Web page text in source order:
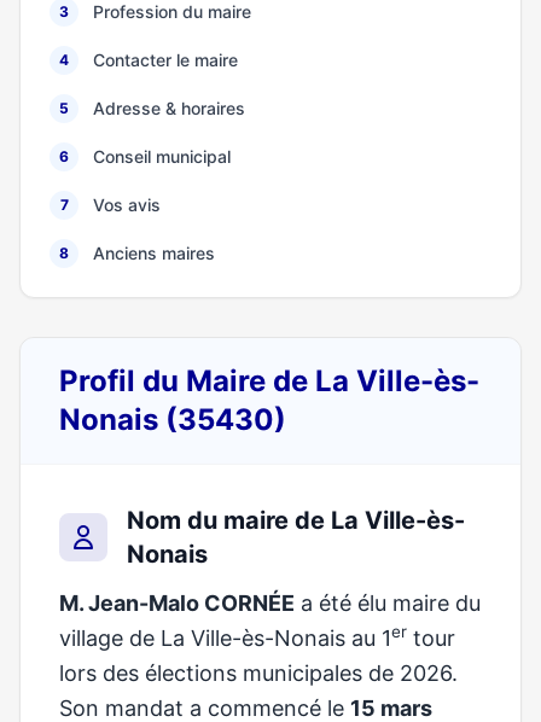
3 Profession du maire
4 Contacter le maire
5 Adresse & horaires
6 Conseil municipal
7 Vos avis
8 Anciens maires
Profil du Maire de La Ville-ès-
Nonais (35430)
Nom du maire de La Ville-ès-
Nonais
M. Jean-Malo CORNÉE a été élu maire du
village de La Ville-ès-Nonais au 1er tour
lors des élections municipales de 2026.
Son mandat a commencé le 15 mars